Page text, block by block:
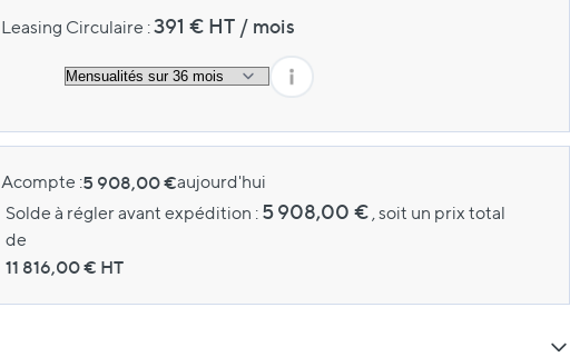
Leasing Circulaire :391 € HT / mois
Acompte :5 908,00 €aujourd'hui
Solde à régler avant expédition : 5 908,00 €, soit un prix total
de
11 816,00€ HT